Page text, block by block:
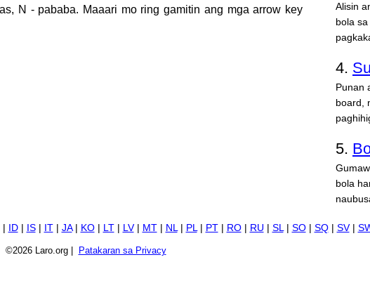
N - pababa. Maaari mo ring gamitin ang mga arrow key
Alisin
bola
4.
Punan
board,
5.
bola
ID| IS| IT| JA| KO| LT| LV| MT| NL| PL| PT| RO| RU SL| SO| SQ| SV|
©2026 Laro.org | Patakaran sa Privacy